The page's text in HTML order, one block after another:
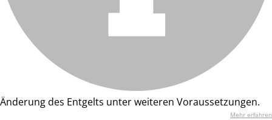
Änderung des Entgelts unter weiteren Voraussetzungen.
Mehr erfahren